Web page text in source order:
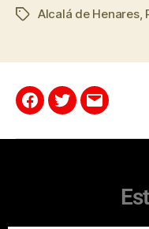
Alcalá de Henares,